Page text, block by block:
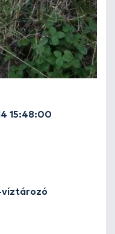
15:48:00
víztározó